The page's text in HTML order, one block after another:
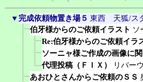
▼ 完成依頼物置き場５ 東西 天狐/ス
伯牙様からのご依頼イラスト ソ
Re:伯牙様からのご依頼イラ
ソーニャ様ご作成の画像に
代理投稿（ＦＩＸ）
リバー
あおひとさんからご依頼のＳＳ